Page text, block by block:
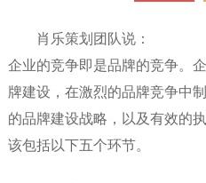
肖乐策划团队说：
企业的竞争即是品牌的竞争。
牌建设，在激烈的品牌竞争中
的品牌建设战略，以及有效的
该包括以下五个环节。